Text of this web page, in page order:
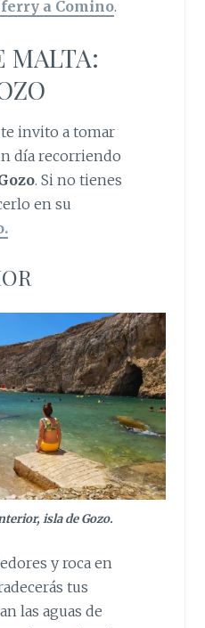
a Comino.
MALTA:
te invito a tomar
día recorriendo
. Si no tienes
en su
isla de Gozo.
y roca en
tus
las aguas de